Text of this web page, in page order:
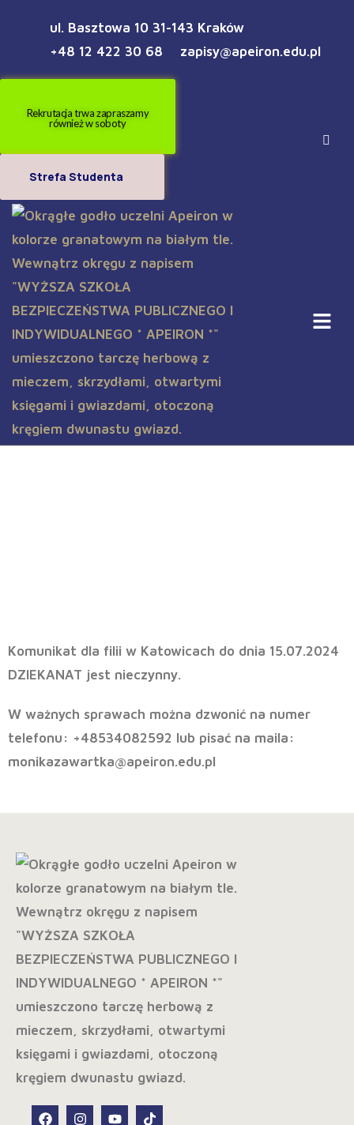
ul. Basztowa 10 31-143 Kraków
+48 12 422 30 68
zapisy@apeiron.edu.pl
Rekrutacja trwa zapraszamy
również w soboty
Strefa Studenta
Komunikat dla filii w Katowicach do dnia 15.07.2024
DZIEKANAT jest nieczynny.
W ważnych sprawach można dzwonić na numer
telefonu: +48534082592 lub pisać na maila:
monikazawartka@apeiron.edu.pl